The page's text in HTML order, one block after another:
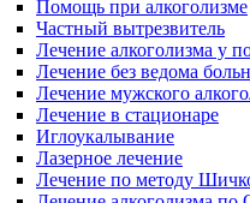
Помощь при алкоголизме
Частный вытрезвитель
Лечение алкоголизма у
Лечение без ведома
Лечение мужского
Лечение в стационаре
Иглоукалывание
Лазерное лечение
Лечение по методу